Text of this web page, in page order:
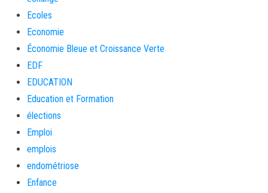
Ecoles
Economie
Économie Bleue et Croissance Verte
EDF
EDUCATION
Education et Formation
élections
Emploi
emplois
endométriose
Enfance